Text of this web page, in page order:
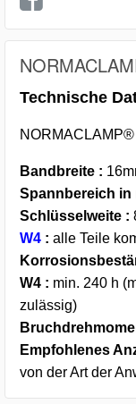
Technische
Bandbreite :
Spannbereich in
Schlüsselweite :
W4 : alle Teile
W4 : min. 240 h
zulässig)
Empfohlenes
von der Art der